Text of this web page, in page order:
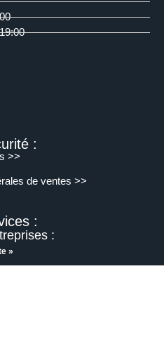
:
>>
de ventes >>
:
:
»